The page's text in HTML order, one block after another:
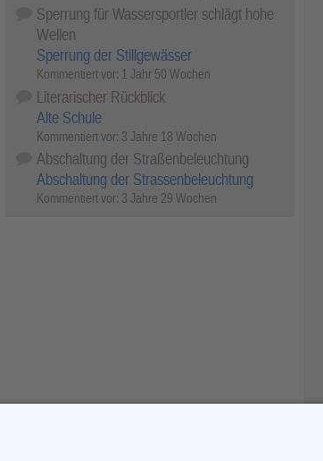
Sperrung für Wassersportler schlägt hohe
Wellen
Sperrung der Stillgewässer
Kommentiert vor: 1 Jahr 50 Wochen
Literarischer Rückblick
Alte Schule
Kommentiert vor: 3 Jahre 18 Wochen
Abschaltung der Straßenbeleuchtung
Abschaltung der Strassenbeleuchtung
Kommentiert vor: 3 Jahre 29 Wochen